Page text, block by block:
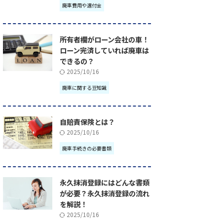
廃車費用や還付金
所有者欄がローン会社の車！
ローン完済していれば廃車は
できるの？
2025/10/16
廃車に関する豆知識
自賠責保険とは？
2025/10/16
廃車手続きの必要書類
永久抹消登録にはどんな書類
が必要？永久抹消登録の流れ
を解説！
2025/10/16